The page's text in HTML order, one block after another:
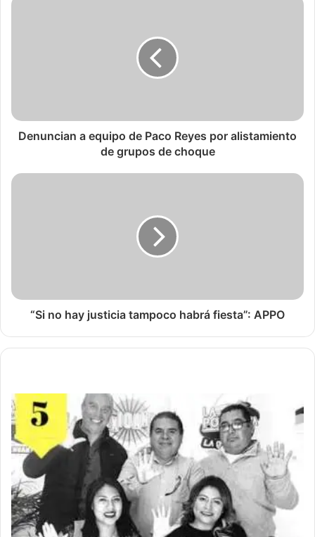
Denuncian a equipo de Paco Reyes por alistamiento
de grupos de choque
“Si no hay justicia tampoco habrá fiesta”: APPO